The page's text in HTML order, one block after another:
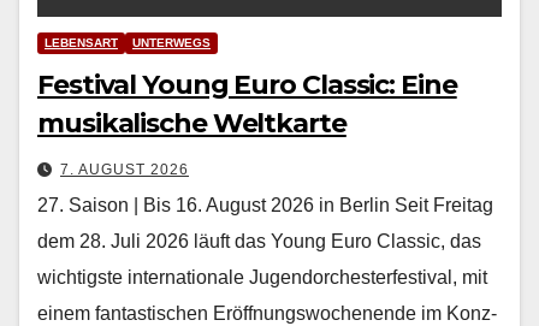
LEBENSART UNTERWEGS
Festival Young Euro Classic: Eine
musikalische Weltkarte
7. AUGUST 2026
27. Saison | Bis 16. August 2026 in Berlin Seit Fre­itag
dem 28. Juli 2026 läuft das Young Euro Clas­sic, das
wichtig­ste inter­na­tionale Ju­gendorchesterfestival, mit
einem fan­tastis­chen Eröff­nungswoch­enende im Konz­